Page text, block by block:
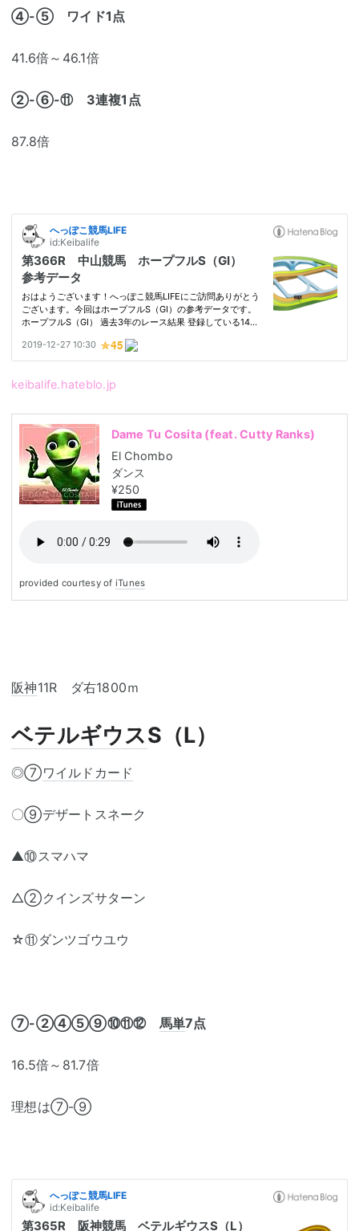
④-⑤ ワイド1点
41.6倍～46.1倍
②-⑥-⑪ 3連複1点
87.8倍
keibalife.hateblo.jp
Dame Tu Cosita (feat. Cutty Ranks)
El Chombo
ダンス
¥250
provided courtesy of iTunes
阪神11R ダ右1800ｍ
ベテルギウスS（L）
◎⑦ワイルドカード
〇⑨デザートスネーク
▲⑩スマハマ
△②クインズサターン
☆⑪ダンツゴウユウ
⑦-②④⑤⑨⑩⑪⑫ 馬単7点
16.5倍～81.7倍
理想は⑦-⑨